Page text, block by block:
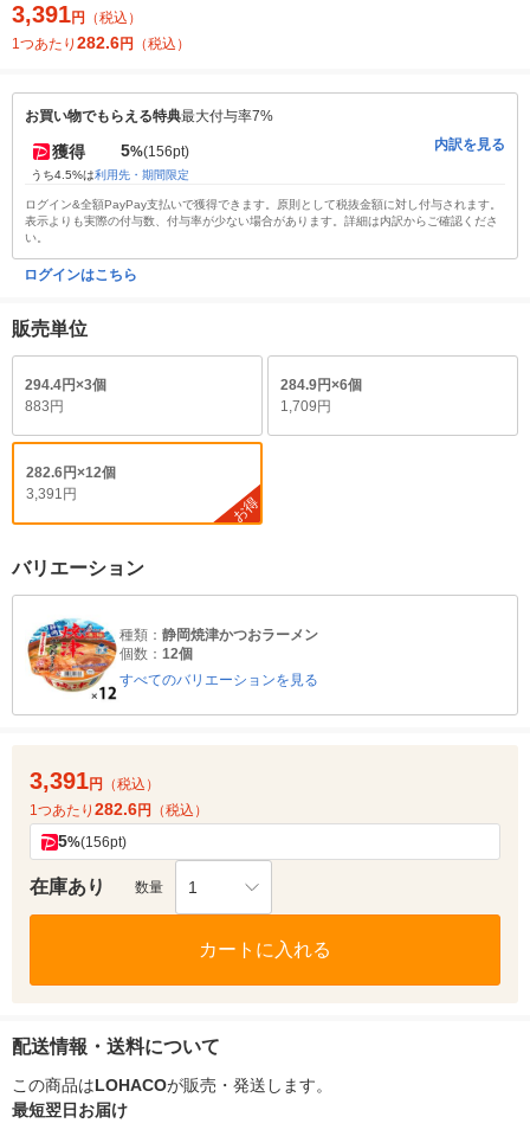
3,391円
（税込）
1つあたり 282.6円 （税込）
お買い物でもらえる特典最大付与率7%
獲得 5%(156pt)
うち4.5%は利用先・期間限定
内訳を見る
ログイン&全額PayPay支払いで獲得できます。原則として税抜金額に対し付与されます。
表示よりも実際の付与数、付与率が少ない場合があります。詳細は内訳からご確認くださ
い。
ログインはこちら
販売単位
294.4円×3個
883円
284.9円×6個
1,709円
282.6円×12個
3,391円
お得
バリエーション
種類： 静岡焼津かつおラーメン
個数： 12個
すべてのバリエーションを見る
3,391円
（税込）
1つあたり 282.6円 （税込）
5%(156pt)
在庫あり 数量 1
カートに入れる
配送情報・送料について
この商品はLOHACOが販売・発送します。
最短翌日お届け